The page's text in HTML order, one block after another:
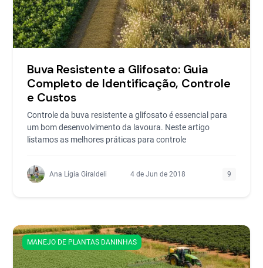
Buva Resistente a Glifosato: Guia
Completo de Identificação, Controle
e Custos
Controle da buva resistente a glifosato é essencial para
um bom desenvolvimento da lavoura. Neste artigo
listamos as melhores práticas para controle
Ana Lígia Giraldeli 4 de Jun de 2018 9
MANEJO DE PLANTAS DANINHAS